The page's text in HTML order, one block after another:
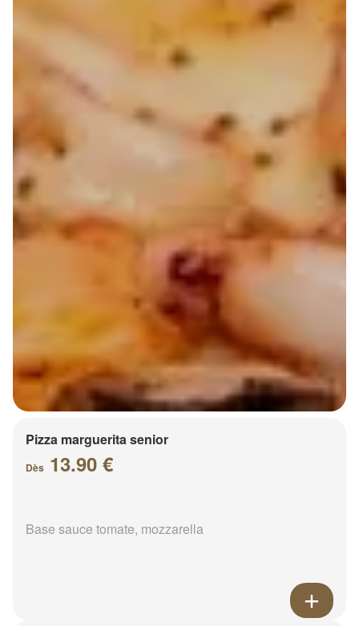
Pizza marguerita senior
Dès 13.90 €
Base sauce tomate, mozzarella